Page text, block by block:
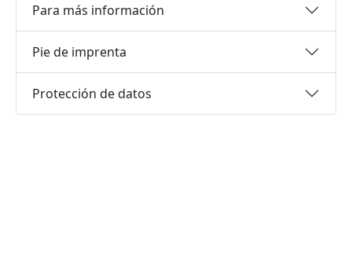
Para más información
Pie de imprenta
Protección de datos